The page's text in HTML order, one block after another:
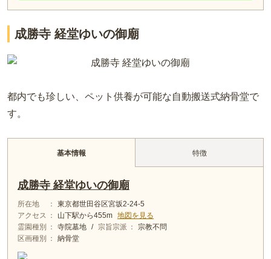
成勝寺 経堂ゆいの御廟
都内でも珍しい、ペット供養が可能な自動搬送式納骨堂で
す。
基本情報 特徴
成勝寺 経堂ゆいの御廟
所在地
東京都世田谷区宮坂2-24-5
アクセス
山下駅から455m 地図を見る
霊園種別
寺院墓地 / 宗旨宗派
宗教不問
区画種別
納骨堂